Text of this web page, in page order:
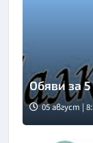
Обяви за 5
05 август |